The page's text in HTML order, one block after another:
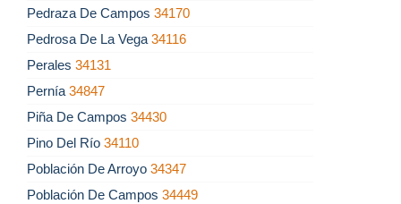
Pedraza De Campos 34170
Pedrosa De La Vega 34116
Perales 34131
Pernía 34847
Piña De Campos 34430
Pino Del Río 34110
Población De Arroyo 34347
Población De Campos 34449